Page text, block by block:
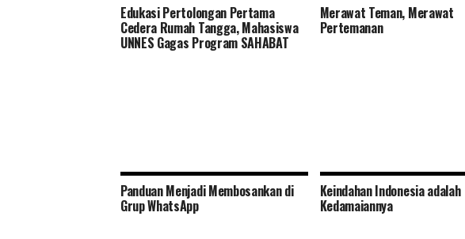
Edukasi Pertolongan Pertama
Cedera Rumah Tangga, Mahasiswa
UNNES Gagas Program SAHABAT
Merawat Teman, Merawat
Pertemanan
Panduan Menjadi Membosankan di
Grup WhatsApp
Keindahan Indonesia adalah
Kedamaiannya